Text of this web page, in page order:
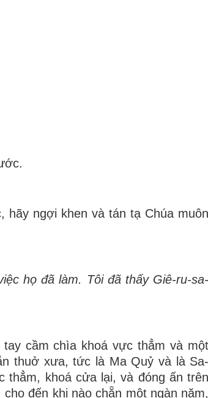
hãy ngợi khen và tán tạ Chúa muôn
họ đã làm. Tôi đã thấy Giê-ru-sa-
cầm chìa khoá vực thẳm và một
thuở xưa, tức là Ma Quỷ và là Sa-
thẳm, khoá cửa lại, và đóng ấn trên
đến khi nào chẵn một ngàn năm,